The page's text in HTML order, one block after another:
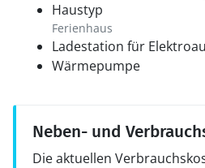
Haustyp
Ferienhaus
Ladestation für
Wärmepumpe
Neben- und
Die aktuellen